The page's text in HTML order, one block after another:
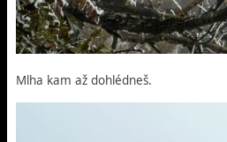
Mlha kam až dohlédneš.